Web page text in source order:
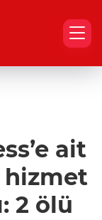
ait
hizmet
2 ölü